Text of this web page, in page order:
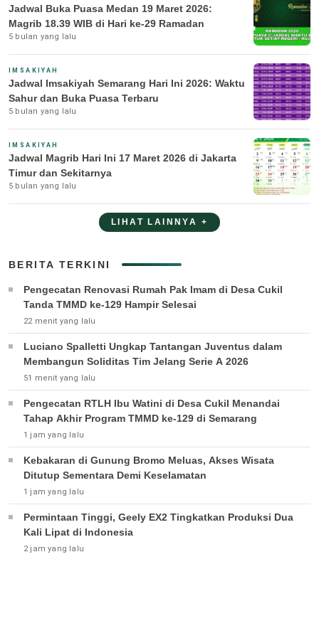
Jadwal Buka Puasa Medan 19 Maret 2026:
Magrib 18.39 WIB di Hari ke-29 Ramadan
5 bulan yang lalu
IMSAKIYAH
Jadwal Imsakiyah Semarang Hari Ini 2026: Waktu
Sahur dan Buka Puasa Terbaru
5 bulan yang lalu
IMSAKIYAH
Jadwal Magrib Hari Ini 17 Maret 2026 di Jakarta
Timur dan Sekitarnya
5 bulan yang lalu
LIHAT LAINNYA +
BERITA TERKINI
Pengecatan Renovasi Rumah Pak Imam di Desa Cukil
Tanda TMMD ke-129 Hampir Selesai
22 menit yang lalu
Luciano Spalletti Ungkap Tantangan Juventus dalam
Membangun Soliditas Tim Jelang Serie A 2026
51 menit yang lalu
Pengecatan RTLH Ibu Watini di Desa Cukil Menandai
Tahap Akhir Program TMMD ke-129 di Semarang
1 jam yang lalu
Kebakaran di Gunung Bromo Meluas, Akses Wisata
Ditutup Sementara Demi Keselamatan
1 jam yang lalu
Permintaan Tinggi, Geely EX2 Tingkatkan Produksi Dua
Kali Lipat di Indonesia
2 jam yang lalu